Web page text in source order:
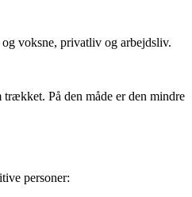
voksne, privatliv og arbejdsliv.
På den måde er den mindre
personer: